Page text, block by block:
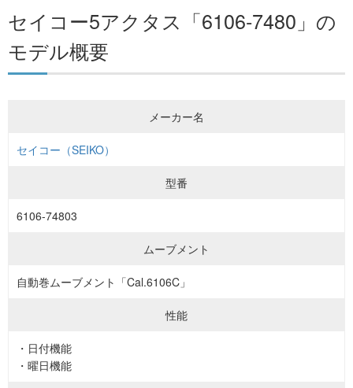
セイコー5アクタス「6106-7480」の
モデル概要
メーカー名
セイコー（SEIKO）
型番
6106-74803
ムーブメント
自動巻ムーブメント「Cal.6106C」
性能
・日付機能
・曜日機能